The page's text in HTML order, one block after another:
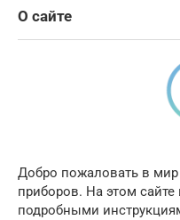
О сайте
Добро пожаловать в мир
приборов. На этом
подробными